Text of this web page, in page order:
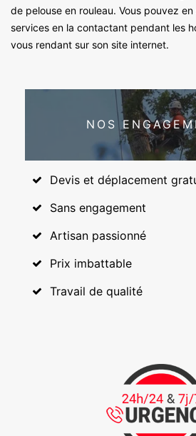
de pelouse en rouleau. Vous pouvez
services en la contactant pendant les
vous rendant sur son site internet.
NOS
Devis et déplacement
Sans engagement
Artisan passionné
Prix imbattable
Travail de qualité